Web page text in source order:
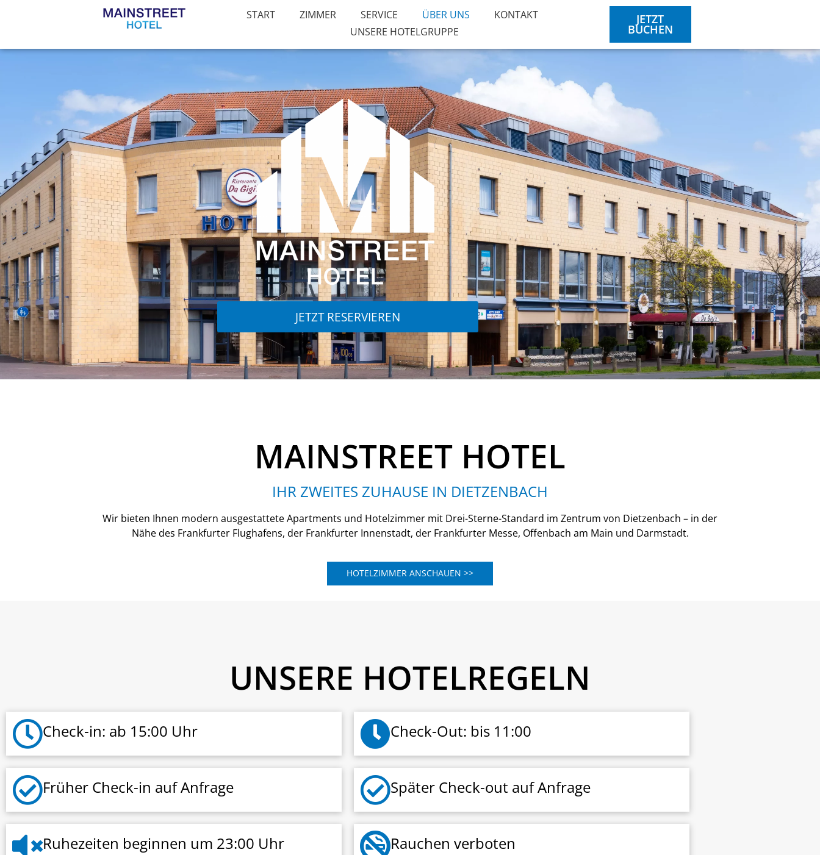
START ZIMMER SERVICE ÜBER UNS
KONTAKT
UNSERE HOTELGRUPPE
JETZT
BUCHEN
ABOUT US
JETZT RESERVIEREN
MAINSTREET HOTEL
IHR ZWEITES ZUHAUSE IN DIETZENBACH
Wir bieten Ihnen modern ausgestattete Apartments und Hotelzimmer mit Drei-Sterne-Standard im Zentrum von Dietzenbach – in der
Nähe des Frankfurter Flughafens, der Frankfurter Innenstadt, der Frankfurter Messe, Offenbach am Main und Darmstadt.
HOTELZIMMER ANSCHAUEN >>
UNSERE HOTELREGELN
Check-in: ab 15:00 Uhr
Früher Check-in auf Anfrage
Ruhezeiten beginnen um 23:00 Uhr
Check-Out: bis 11:00
Später Check-out auf Anfrage
Rauchen verboten